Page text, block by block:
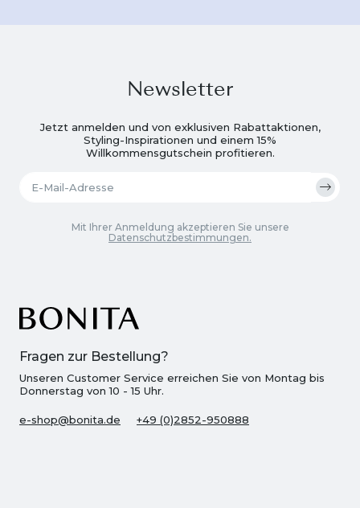
Fragen zur Bestellung?
Unseren Customer Service erreichen Sie von Montag bis
Donnerstag von 10 - 15 Uhr.
e-shop@bonita.de +49 (0)2852-950888
Newsletter
Jetzt anmelden und von exklusiven Rabattaktionen,
Styling-Inspirationen und einem 15%
Willkommensgutschein profitieren.
Mit Ihrer Anmeldung akzeptieren Sie unsere
Datenschutzbestimmungen.